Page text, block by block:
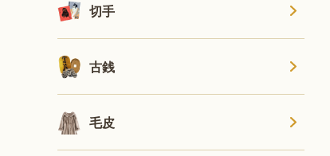
切手
古銭
毛皮